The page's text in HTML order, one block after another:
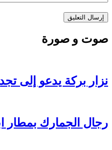
صوت و صورة
نزار بركة يدعو إلى
رجال الجمارك بمطار